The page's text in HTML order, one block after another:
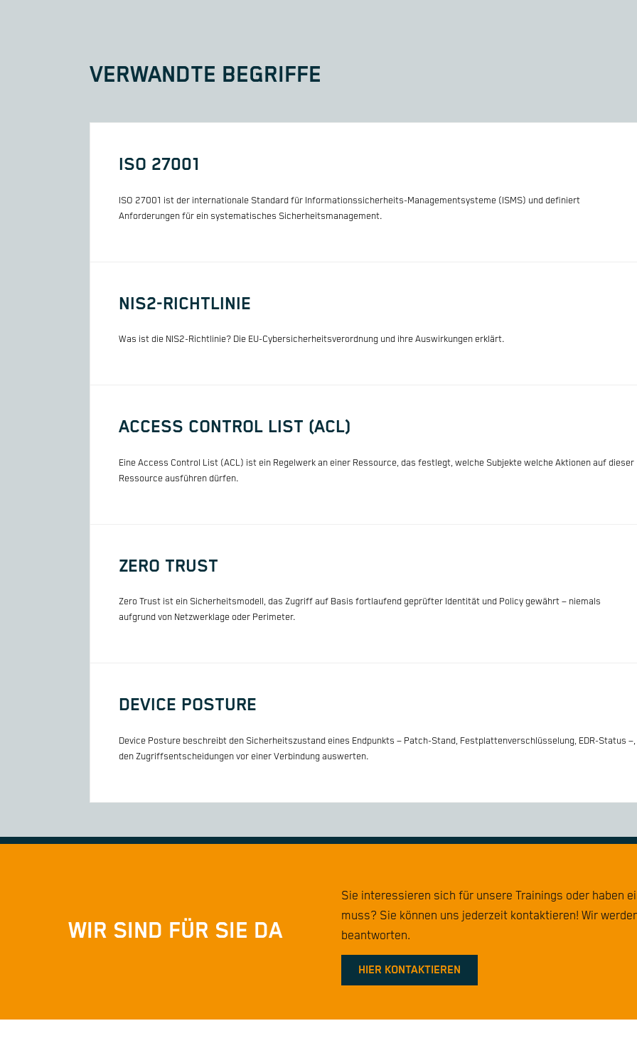
VERWANDTE BEGRIFFE
ISO 27001
ISO 27001 ist der internationale Standard für Informationssicherheits-Managementsysteme (ISMS) und definiert
Anforderungen für ein systematisches Sicherheitsmanagement.
NIS2-RICHTLINIE
Was ist die NIS2-Richtlinie? Die EU-Cybersicherheitsverordnung und ihre Auswirkungen erklärt.
ACCESS CONTROL LIST (ACL)
Eine Access Control List (ACL) ist ein Regelwerk an einer Ressource, das festlegt, welche Subjekte welche Aktionen auf dieser
Ressource ausführen dürfen.
ZERO TRUST
Zero Trust ist ein Sicherheitsmodell, das Zugriff auf Basis fortlaufend geprüfter Identität und Policy gewährt – niemals
aufgrund von Netzwerklage oder Perimeter.
DEVICE POSTURE
Device Posture beschreibt den Sicherheitszustand eines Endpunkts – Patch-Stand, Festplattenverschlüsselung, EDR-Status –,
den Zugriffsentscheidungen vor einer Verbindung auswerten.
WIR SIND FÜR SIE DA
Sie interessieren sich für unsere Trainings oder haben
muss? Sie können uns jederzeit kontaktieren! Wir
beantworten.
HIER KONTAKTIEREN